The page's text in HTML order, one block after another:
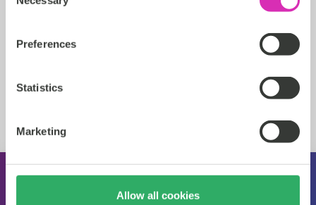
Selection
Preferences
Statistics
Marketing
Allow all cookies
Über CoreMedia